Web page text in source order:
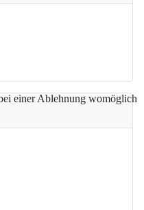
einer Ablehnung womöglich